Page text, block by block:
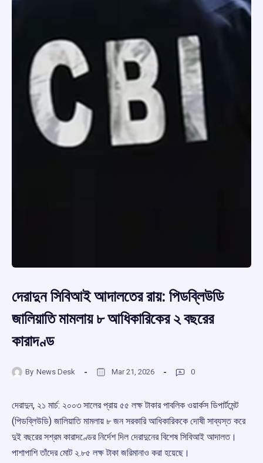
দেরাদুন সিবিআই আদালতের রায়: পিডব্লিউডি
জালিয়াতি মামলায় ৮ আধিকারিকের ২ বছরের
কারাদণ্ড
By News Desk Mar 21, 2026 0
দেরাদুন, ২১ মার্চ: ২০০৩ সালের প্রায় ৫৫ লক্ষ টাকার পাবলিক ওয়ার্কস ডিপার্টমেন্ট
(পিডব্লিউডি) জালিয়াতি মামলায় ৮ জন সরকারি আধিকারিককে দোষী সাব্যস্ত করে
দুই বছরের সশ্রম কারাদণ্ডের নির্দেশ দিল দেরাদুনের বিশেষ সিবিআই আদালত।
পাশাপাশি তাঁদের মোট ২.৮৫ লক্ষ টাকা জরিমানাও করা হয়েছে।